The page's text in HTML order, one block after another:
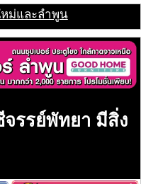
หม่และลำพูน
รรย์พัทยา มีสิ่ง